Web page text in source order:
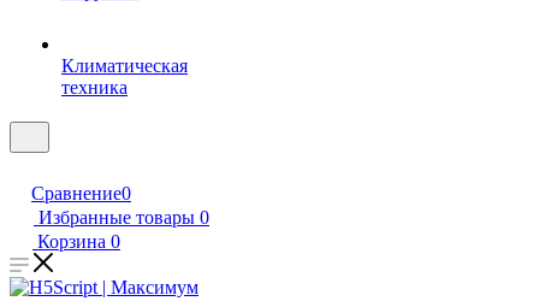
Климатическая
техника
Сравнение0
Избранные товары 0
Корзина 0